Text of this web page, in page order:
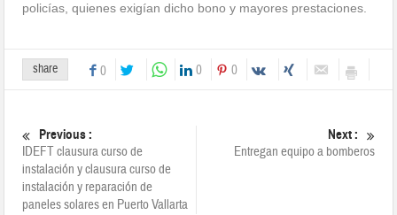
policías, quienes exigían dicho bono y mayores prestaciones.
share 0 0 0
Previous :
IDEFT clausura curso de
instalación y clausura curso de
instalación y reparación de
paneles solares en Puerto Vallarta
Next :
Entregan equipo a bomberos